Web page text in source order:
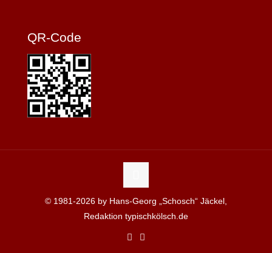
QR-Code
© 1981-2026 by Hans-Georg „Schosch“ Jäckel,
Redaktion typischkölsch.de